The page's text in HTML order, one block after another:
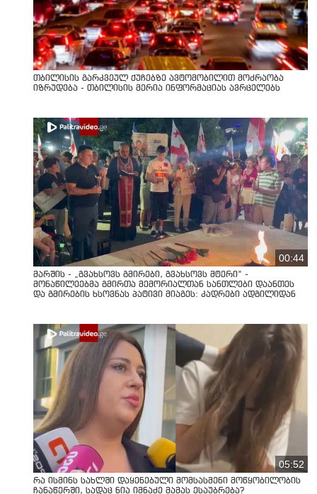
თბილისის გარკვეულ ქუჩებზე ავტომობილით მოძრაობა
იზრუდება - თბილისის მერია ინფორმაციას ავრცელებს
00:44
მარშის - „გვახსოვს გმირები, გვახსოვს მტერი” -
მონაწილეებმა გმირთა მემორიალთან სანთლები დაანთეს
და გმირების ხსოვნას პატივი მიაგეს: კადრები ადგილიდან
05:52
რა ისმინს სახლში დაყენებული მომსასმენი მოწყობილობის
ჩანაწერში, სადაც ნია იმნაძე მამას ესაუბრება?